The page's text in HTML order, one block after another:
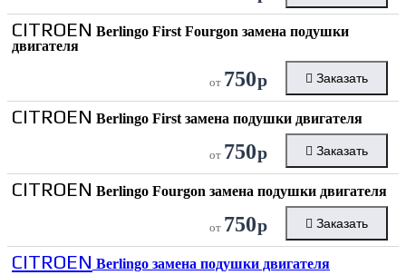
CITROEN Berlingo First Fourgon замена подушки
двигателя
от 750р Заказать
CITROEN Berlingo First замена подушки двигателя
от 750р Заказать
CITROEN Berlingo Fourgon замена подушки двигателя
от 750р Заказать
CITROEN Berlingo замена подушки двигателя